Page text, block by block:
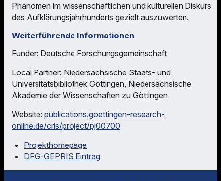
Phänomen im wissenschaftlichen und kulturellen Diskurs
des Aufklärungsjahrhunderts gezielt auszuwerten.
Weiterführende Informationen
Funder: Deutsche Forschungsgemeinschaft
Local Partner: Niedersächsische Staats- und
Universitätsbibliothek Göttingen, Niedersächsische
Akademie der Wissenschaften zu Göttingen
Website: publications.goettingen-research-
online.de/cris/project/pj00700
Projekthomepage
DFG-GEPRIS Eintrag